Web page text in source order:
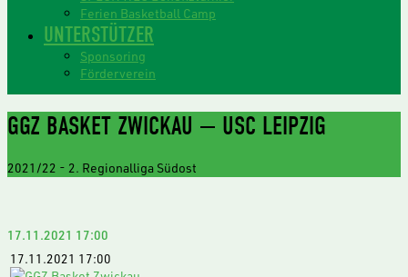
Ferien Basketball Camp
UNTERSTÜTZER
Sponsoring
Förderverein
GGZ BASKET ZWICKAU — USC LEIPZIG
2021/22 - 2. Regionalliga Südost
17.11.2021 17:00
17.11.2021 17:00